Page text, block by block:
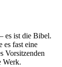
es ist die Bibel.
es fast eine
Vorsitzenden
Werk.